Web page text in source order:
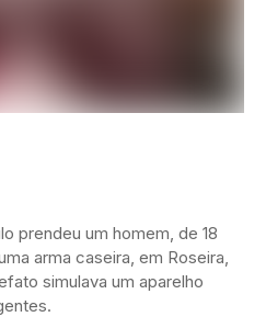
prendeu um homem, de 18
arma caseira, em Roseira,
simulava um aparelho